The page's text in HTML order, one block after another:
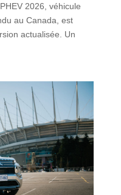
2026, véhicule
au Canada, est
actualisée. Un